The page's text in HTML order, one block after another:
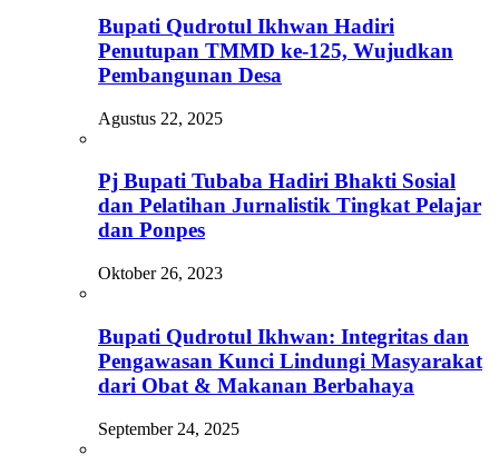
Bupati Qudrotul Ikhwan Hadiri
Penutupan TMMD ke-125, Wujudkan
Pembangunan Desa
Agustus 22, 2025
Pj Bupati Tubaba Hadiri Bhakti Sosial
dan Pelatihan Jurnalistik Tingkat Pelajar
dan Ponpes
Oktober 26, 2023
Bupati Qudrotul Ikhwan: Integritas dan
Pengawasan Kunci Lindungi Masyarakat
dari Obat & Makanan Berbahaya
September 24, 2025